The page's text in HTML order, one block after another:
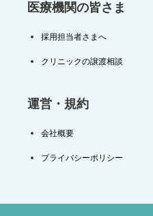
医療機関の皆さま
採用担当者さまへ
クリニックの譲渡相談
運営・規約
会社概要
プライバシーポリシー